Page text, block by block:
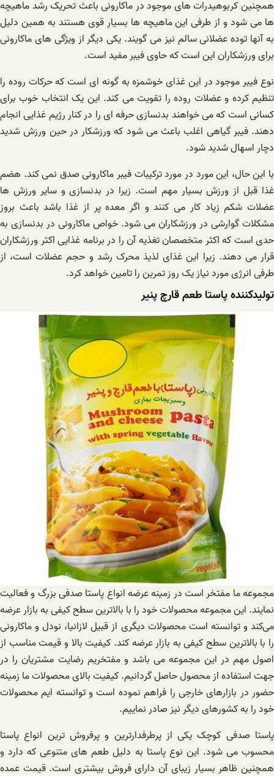
همچنین کربوهیدرات های موجود در ماکارونی باعث تحریک رشد ماهیچه
ها می شود و از طرفی این ماهیچه ها بسیار قوی هستند به همین دلیل
به آنها توده عضلانی سالم نیز می گویند. یکی دیگر از ویژگی های ماکارونی
برای ورزشکاران این است که حاوی فیبر مفید است.
نوع فیبر موجود در این غذای خوشمزه به گونه ای است که حرکات روده را
تنظیم کرده و عضلات روده را تقویت می کند. این یک انتخاب خوب برای
کسانی است که می خواهند بدنسازی حرفه ای را در کنار رژیم غذایی انجام
دهند. فیبر گیاهی اغلب باعث می شود که ورزشکار در حین ورزش شدید
دچار اسهال شدید شود.
با این حال، این مورد در مورد ترکیبات فیبر ماکارونی صدق نمی کند. هضم
غذا قبل از ورزش بسیار مهم است. زیرا در بدنسازی و سایر ورزش ها
عضلات شکم زیاد کار می کنند و اگر معده پر از غذا باشد باعث بروز
مشکلات گوارشی در ورزشکاران می شود. خواص ماکارونی در بدنسازی به
حدی است که اکثر متخصصان تغذیه آن را در برنامه غذایی اکثر ورزشکاران
قرار می دهند. زیرا این غذای لذیذ محرک رشد و حجم عضلات است، از
طرفی انرژی مورد نیاز یک روز تمرین را تامین خواهد کرد.
تولیدکننده پاستا طعم قارچ پنیر
مجموعه ما مفتخر است در زمینه عرضه انواع پاستا صدفی بزرگ و فعالیت
نمایند. این مجموعه محصولات خود را با بالاترین سطح کیفی به بازار عرضه
می‌کند و توانسته است محصولات دیگری از قبیل لازانیا، نودل و ماکارونی
را با بالاترین سطح کیفی به بازار عرضه کند. کیفیت بالا و قیمت مناسب از
اصول مهم در این مجموعه می باشد و مفتخریم رضایت مشتریان را در
جهت استفاده از محصول حاصل گردانیم. کیفیت بالای محصولات ما زمینه
حضور در بازارهای خارجی را فراهم نموده است و توانسته ایم محصولات
خود را به کشورهای دیگر نیز صادر نماییم‌.
پاستا صدفی کوچک یکی از پرطرفدارترین و پرفروش ترین انواع پاستا
محسوب می شود. این نوع پاستا به دلیل طعم های متنوعی که دارد و
همچنین ظاهر بسیار زیبای آن دارای فروش بیشتری است. قیمت عمده